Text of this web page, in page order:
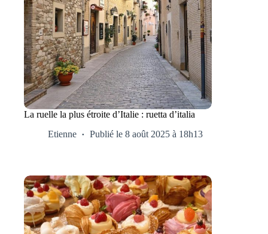
La ruelle la plus étroite d’Italie : ruetta d’italia
Etienne
Publié le 8 août 2025 à 18h13